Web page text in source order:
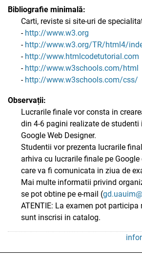
Bibliografie minimală:
Carti, reviste si site-uri de
- http://www.w3.org
- http://www.w3.org/TR/html4/
- http://www.htmlcodetutorial.com
- http://www.w3schools.com/html
- http://www.w3schools.com/css/
Observații:
Lucrarile finale vor consta in
din 4-6 pagini realizate de studenti
Google Web Designer.
Studentii vor prezenta lucrarile
arhiva cu lucrarile finale pe Google
care va fi comunicata in ziua de
Mai multe informatii privind
se pot obtine pe e-mail (
ATENTIE: La examen pot
sunt inscrisi in catalog.